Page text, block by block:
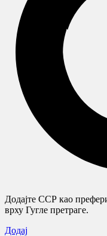
Додајте ССР као
врху Гугле претраге.
Додај